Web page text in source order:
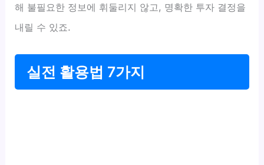
해 불필요한 정보에 휘둘리지 않고, 명확한 투자 결정을
내릴 수 있죠.
실전 활용법 7가지